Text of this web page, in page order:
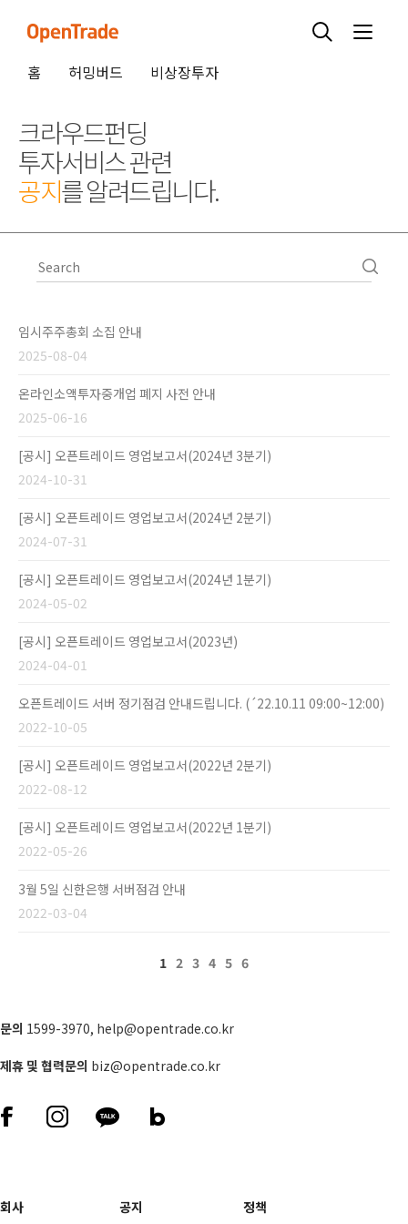
홈 허밍버드 비상장투자
크라우드펀딩
투자서비스 관련
공지를 알려드립니다.
임시주주총회 소집 안내
2025-08-04
온라인소액투자중개업 폐지 사전 안내
2025-06-16
[공시] 오픈트레이드 영업보고서(2024년 3분기)
2024-10-31
[공시] 오픈트레이드 영업보고서(2024년 2분기)
2024-07-31
[공시] 오픈트레이드 영업보고서(2024년 1분기)
2024-05-02
[공시] 오픈트레이드 영업보고서(2023년)
2024-04-01
오픈트레이드 서버 정기점검 안내드립니다. (´22.10.11 09:00~12:00)
2022-10-05
[공시] 오픈트레이드 영업보고서(2022년 2분기)
2022-08-12
[공시] 오픈트레이드 영업보고서(2022년 1분기)
2022-05-26
3월 5일 신한은행 서버점검 안내
2022-03-04
1 2 3 4 5 6
문의 1599-3970, help@opentrade.co.kr
제휴 및 협력문의 biz@opentrade.co.kr
회사 공지 정책